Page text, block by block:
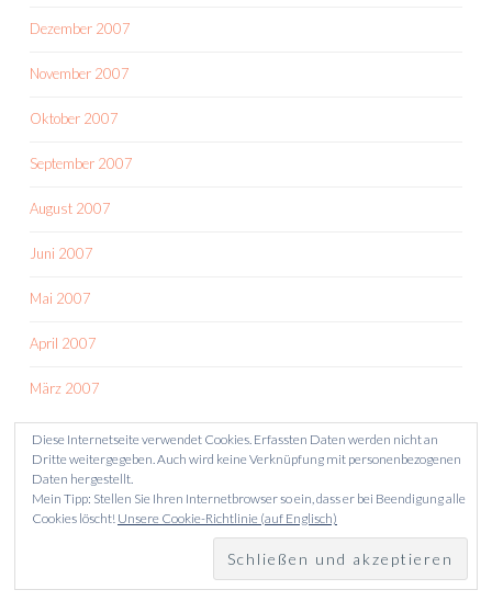
Dezember 2007
November 2007
Oktober 2007
September 2007
August 2007
Juni 2007
Mai 2007
April 2007
März 2007
STOLZ PRÄSENTIERT VON WORDPRESS
THEME: SKETCH VON WORDPRESS.COM.
Diese Internetseite verwendet Cookies. Erfassten Daten werden nicht an
Dritte weitergegeben. Auch wird keine Verknüpfung mit personenbezogenen
Daten hergestellt.
Mein Tipp: Stellen Sie Ihren Internetbrowser so ein, dass er bei Beendigung alle
Cookies löscht! Unsere Cookie-Richtlinie (auf Englisch)